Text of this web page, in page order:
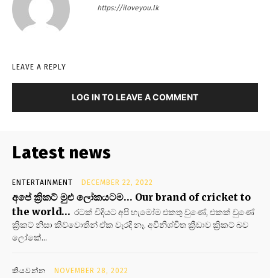
https://iloveyou.lk
LEAVE A REPLY
LOG IN TO LEAVE A COMMENT
Latest news
ENTERTAINMENT DECEMBER 22, 2022
අපේ ක්‍රිකට් මුළු ලෝකයටම… Our brand of cricket to
the world… රටක් විදියට අපි හැමෝම එකතු වුණේ, එකක් වුණේ
ක්‍රිකට් නිසා කිව්වොතින් ඒක වැරදි නෑ. අවිනිශ්චිත ක්‍රීඩාව ක්‍රිකට් බව
ලෝකේ...
කියවන්න NOVEMBER 28, 2022